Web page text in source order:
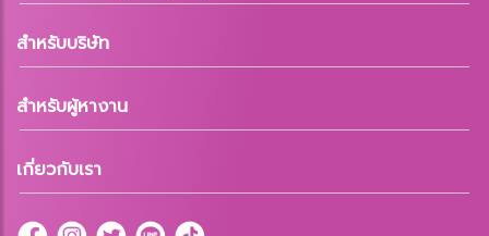
สำหรับบริษัท
สำหรับผู้หางาน
เกี่ยวกับเรา